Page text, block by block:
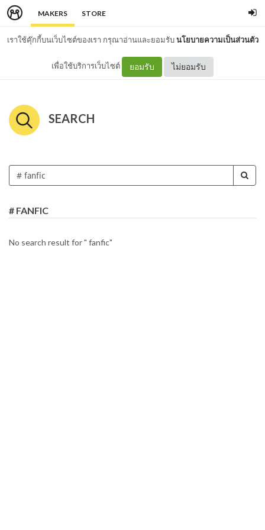
MAKERS STORE
เราใช้คุ๊กกี้บนเว็บไซต์ของเรา กรุณาอ่านและยอมรับนโยบายความเป็นส่วนตัว
เพื่อใช้บริการเว็บไซต์ ยอมรับ ไม่ยอมรับ
SEARCH
# FANFIC
No search result for " fanfic"